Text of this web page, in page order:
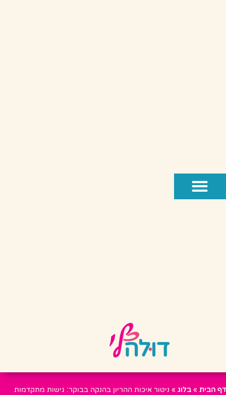
דף הבית » בלוג » ניטור איכות ההריון בהנקה בבוקר: גישות מתקדמות